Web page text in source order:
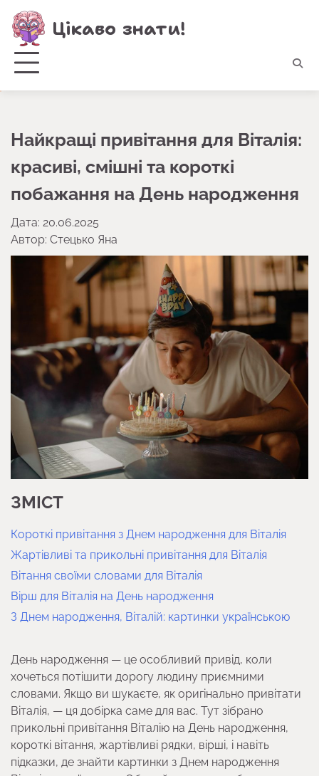
Перейти
до
вмісту
Цікаво знати!
Найкращі привітання для Віталія:
красиві, смішні та короткі
побажання на День народження
Дата: 20.06.2025
Автор: Стецько Яна
ЗМІСТ
Короткі привітання з Днем народження для Віталія
Жартівливі та прикольні привітання для Віталія
Вітання своїми словами для Віталія
Вірш для Віталія на День народження
З Днем народження, Віталій: картинки українською
День народження — це особливий привід, коли
хочеться потішити дорогу людину приємними
словами. Якщо ви шукаєте, як оригінально привітати
Віталія, — ця добірка саме для вас. Тут зібрано
прикольні привітання Віталію на День народження,
короткі вітання, жартівливі рядки, вірші, і навіть
підказки, де знайти картинки з Днем народження